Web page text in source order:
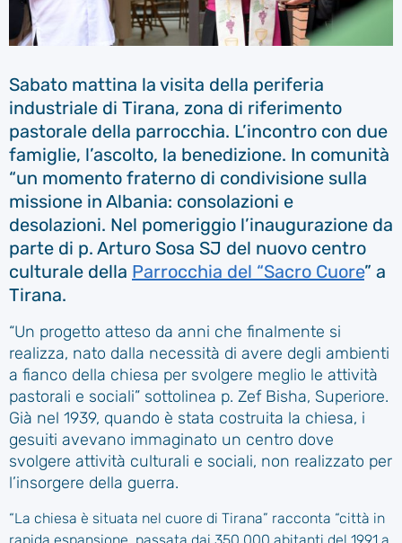
Sabato mattina la visita della periferia
industriale di Tirana, zona di riferimento
pastorale della parrocchia. L’incontro con due
famiglie, l’ascolto, la benedizione. In comunità
“un momento fraterno di condivisione sulla
missione in Albania: consolazioni e
desolazioni. Nel pomeriggio l’inaugurazione da
parte di p. Arturo Sosa SJ del nuovo centro
culturale della Parrocchia del “Sacro Cuore” a
Tirana.
“Un progetto atteso da anni che finalmente si
realizza, nato dalla necessità di avere degli ambienti
a fianco della chiesa per svolgere meglio le attività
pastorali e sociali” sottolinea p. Zef Bisha, Superiore.
Già nel 1939, quando è stata costruita la chiesa, i
gesuiti avevano immaginato un centro dove
svolgere attività culturali e sociali, non realizzato per
l’insorgere della guerra.
“La chiesa è situata nel cuore di Tirana” racconta “città in
rapida espansione, passata dai 350.000 abitanti del 1991 a